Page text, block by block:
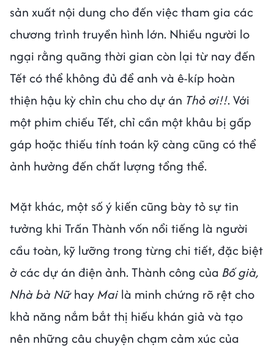
sản xuất nội dung cho đến việc tham gia các
chương trình truyền hình lớn. Nhiều người lo
ngại rằng quãng thời gian còn lại từ nay đến
Tết có thể không đủ để anh và ê-kíp hoàn
thiện hậu kỳ chỉn chu cho dự án Thỏ ơi!!. Với
một phim chiếu Tết, chỉ cần một khâu bị gấp
gáp hoặc thiếu tính toán kỹ càng cũng có thể
ảnh hưởng đến chất lượng tổng thể.
Mặt khác, một số ý kiến cũng bày tỏ sự tin
tưởng khi Trấn Thành vốn nổi tiếng là người
cầu toàn, kỹ lưỡng trong từng chi tiết, đặc biệt
ở các dự án điện ảnh. Thành công của Bố già,
Nhà bà Nữhay Mailà minh chứng rõ rệt cho
khả năng nắm bắt thị hiếu khán giả và tạo
nên những câu chuyện chạm cảm xúc của